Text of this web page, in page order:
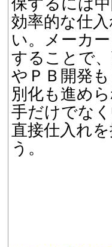
保するには
効率的な仕
い。メーカ
することで
やＰＢ開発
別化も進め
手だけでな
直接仕入れ
う。